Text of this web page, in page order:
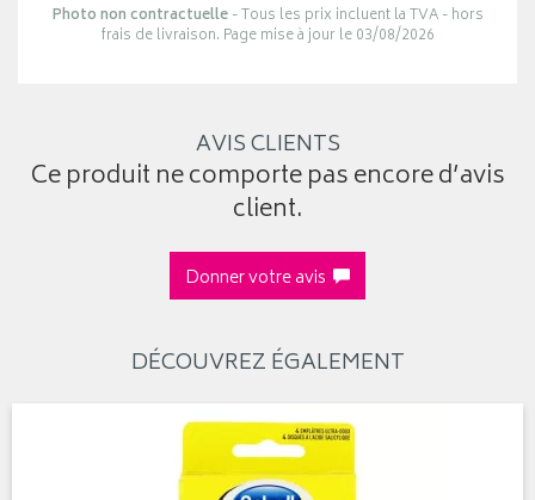
Photo non contractuelle- Tous les prix incluent la TVA - hors
frais de livraison. Page mise à jour le 03/08/2026
AVIS CLIENTS
Ce produit ne comporte pas encore d’avis
client.
Donner votre avis
DÉCOUVREZ ÉGALEMENT